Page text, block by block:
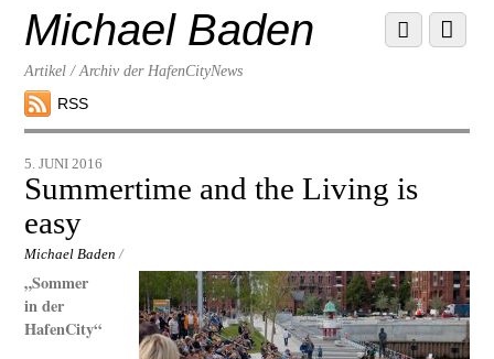
contentMichael Baden
Artikel / Archiv der HafenCityNews
RSS
Menu
Scroll
down
5. JUNI 2016
Summertime and the Living is
easy
Michael Baden /
„Sommer
in der
HafenCity“